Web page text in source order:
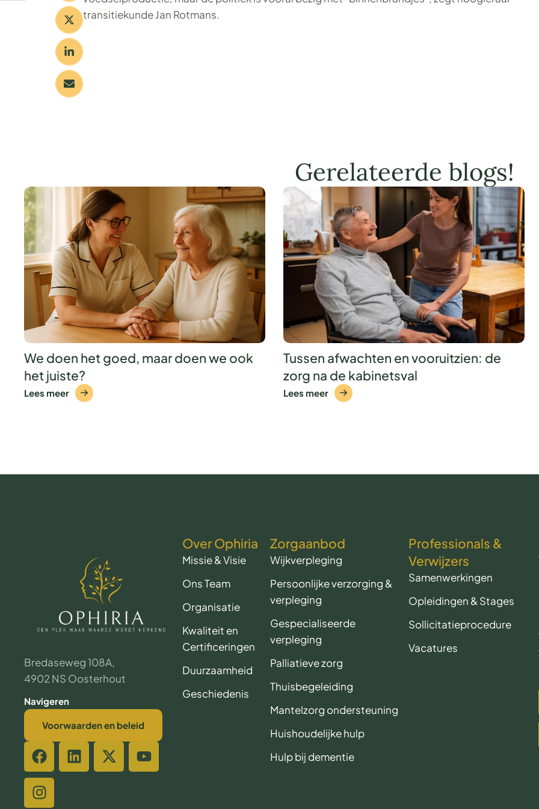
transitiekunde Jan Rotmans.
Gerelateerde blogs!
We doen het goed, maar doen we ook
het juiste?
Lees meer
Tussen afwachten en vooruitzien: de
zorg na de kabinetsval
Lees meer
Bredaseweg 108A,
4902 NS Oosterhout
Navigeren
Voorwaarden en beleid
Over Ophiria
Missie & Visie
Ons Team
Organisatie
Kwaliteit en
Certificeringen
Duurzaamheid
Geschiedenis
Zorgaanbod
Wijkverpleging
Persoonlijke verzorging &
verpleging
Gespecialiseerde
verpleging
Palliatieve zorg
Thuisbegeleiding
Mantelzorg ondersteuning
Huishoudelijke hulp
Hulp bij dementie
Professionals &
Verwijzers
Samenwerkingen
Opleidingen & Stages
Sollicitatieprocedure
Vacatures